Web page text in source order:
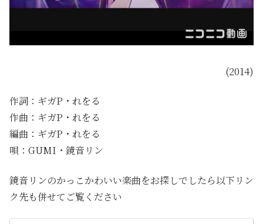
(2014)
作詞：ギガP・れをる
作曲：ギガP・れをる
編曲：ギガP・れをる
唄：GUMI・鏡音リン
鏡音リンのかっこかわいい楽曲をお探しでしたら以下リン
ク先も併せてご覧ください